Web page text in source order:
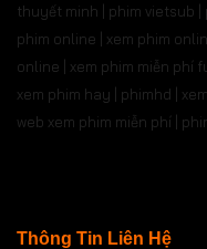
thuyết minh | phim vietsub |
phim online | xem phim
online | xem phim miễn phí
xem phim hay | phimhd |
web xem phim miễn phí |
Thông Tin Liên Hệ